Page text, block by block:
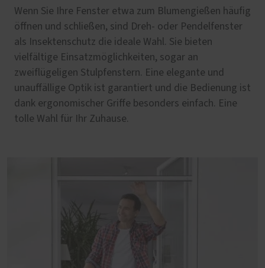
Wenn Sie Ihre Fenster etwa zum Blumengießen häufig
öffnen und schließen, sind Dreh- oder Pendelfenster
als Insektenschutz die ideale Wahl. Sie bieten
vielfältige Einsatzmöglichkeiten, sogar an
zweiflügeligen Stulpfenstern. Eine elegante und
unauffällige Optik ist garantiert und die Bedienung ist
dank ergonomischer Griffe besonders einfach. Eine
tolle Wahl für Ihr Zuhause.